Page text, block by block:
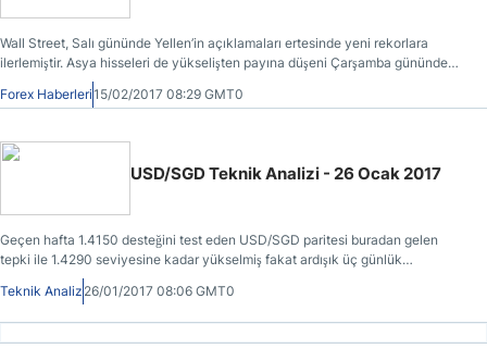
Wall Street, Salı gününde Yellen’in açıklamaları ertesinde yeni rekorlara
ilerlemiştir. Asya hisseleri de yükselişten payına düşeni Çarşamba gününde
Forex Haberleri15/02/2017 08:29 GMT0
USD/SGD Teknik Analizi - 26 Ocak 2017
Geçen hafta 1.4150 desteğini test eden USD/SGD paritesi buradan gelen
tepki ile 1.4290 seviyesine kadar yükselmiş fakat ardışık üç günlük
başarısızlık ertesinde yönünü yeniden aşağı çevirmiştir.
Teknik Analiz 26/01/2017 08:06 GMT0